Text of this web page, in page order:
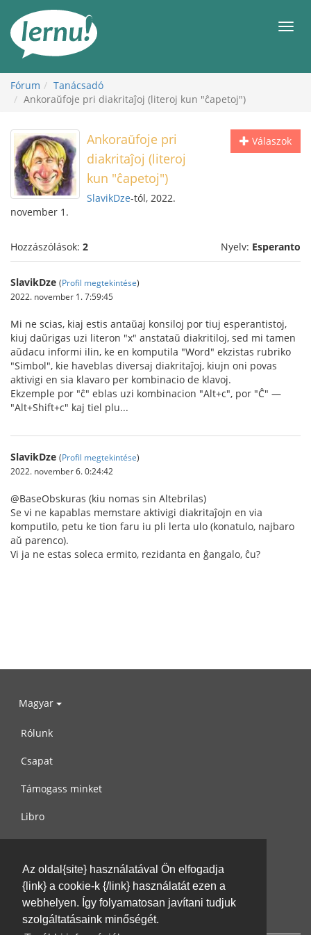
Az oldal{site} használatával Ön elfogadja
{link} a cookie-k {/link} használatát ezen a
webhelyen. Így folyamatosan javítani tudjuk
szolgáltatásaink minőségét.
Fórum
Tanácsadó
Ankoraŭfoje pri diakritaĵoj (literoj kun "ĉapetoj")
Válaszok
Ankoraŭfoje pri
diakritaĵoj (literoj
kun "ĉapetoj")
SlavikDze-tól, 2022.
november 1.
Hozzászólások: 2 Nyelv: Esperanto
SlavikDze (Profil megtekintése)
2022. november 1. 7:59:45
Mi ne scias, kiaj estis antaŭaj konsiloj por tiuj esperantistoj,
kiuj daŭrigas uzi literon "x" anstataŭ diakritiloj, sed mi tamen
aŭdacu informi ilin, ke en komputila "Word" ekzistas rubriko
"Simbol", kie haveblas diversaj diakritaĵoj, kiujn oni povas
aktivigi en sia klavaro per kombinacio de klavoj.
Ekzemple por "ĉ" eblas uzi kombinacion "Alt+c", por "Ĉ" —
"Alt+Shift+c" kaj tiel plu...
SlavikDze (Profil megtekintése)
2022. november 6. 0:24:42
@BaseObskuras (kiu nomas sin Altebrilas)
Se vi ne kapablas memstare aktivigi diakritaĵojn en via
komputilo, petu ke tion faru iu pli lerta ulo (konatulo, najbaro
aŭ parenco).
Vi ja ne estas soleca ermito, rezidanta en ĝangalo, ĉu?
Magyar
Rólunk
Csapat
Támogass minket
Libro
Használati feltételek
Írj nekünk